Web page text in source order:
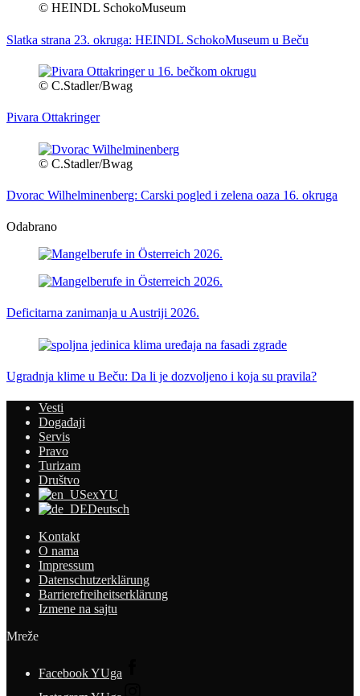
© HEINDL SchokoMuseum
Slatka strana 23. okruga: HEINDL SchokoMuseum u Beču
© C.Stadler/Bwag
Pivara Ottakringer
© C.Stadler/Bwag
Dvorac Wilhelminenberg: Carski pogled i zelena oaza 16. okruga
Odabrano
Deficitarna zanimanja u Austriji 2026.
Ugradnja klime u Beču: Da li je dozvoljeno i koja su pravila?
Vesti
Događaji
Servis
Pravo
Turizam
Društvo
exYU
Deutsch
Kontakt
O nama
Impressum
Datenschutzerklärung
Barrierefreiheitserklärung
Izmene na sajtu
Mreže
Facebook YUga